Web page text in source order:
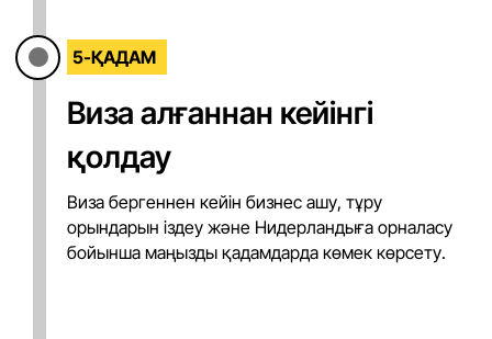
5-ҚАДАМ
Виза алғаннан кейінгі
қолдау
Виза бергеннен кейін бизнес ашу, тұру
орындарын іздеу және Нидерландыға орналасу
бойынша маңызды қадамдарда көмек көрсету.